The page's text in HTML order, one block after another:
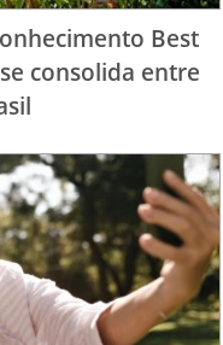
Best
consolida entre